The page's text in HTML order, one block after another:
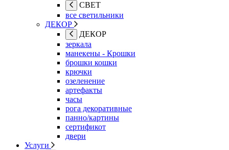
СВЕТ
все светильники
ДЕКОР
ДЕКОР
зеркала
манекены - Крошки
брошки кошки
крючки
озеленение
артефакты
часы
рога декоративные
панно/картины
сертификот
двери
Услуги